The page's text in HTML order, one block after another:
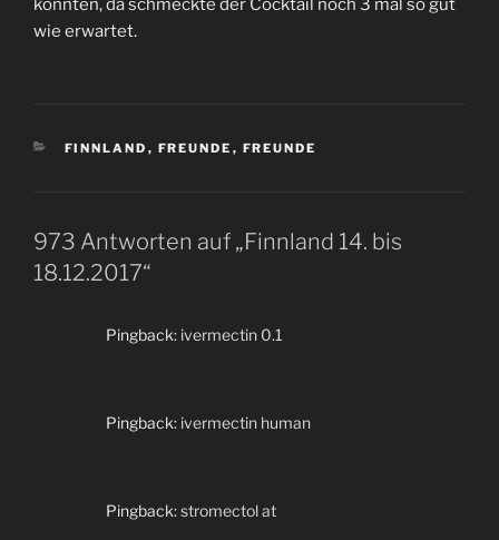
konnten, da schmeckte der Cocktail noch 3 mal so gut
wie erwartet.
KATEGORIEN
FINNLAND , FREUNDE , FREUNDE
973 Antworten auf „Finnland 14. bis
18.12.2017“
Pingback: ivermectin 0.1
Pingback: ivermectin human
Pingback:stromectol at